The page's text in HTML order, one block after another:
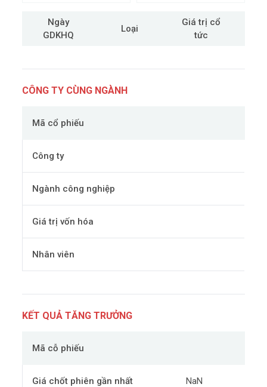
Ngày
GDKHQ
Loại
Giá trị cổ
tức
CÔNG TY CÙNG NGÀNH
Mã cổ phiếu
Công ty
Ngành công nghiệp
Giá trị vốn hóa
Nhân viên
KẾT QUẢ TĂNG TRƯỞNG
Mã cỗ phiếu
Giá chốt phiên gần nhất NaN